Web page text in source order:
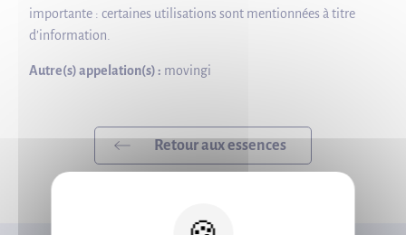
importante : certaines utilisations sont mentionnées à titre
d’information.
Autre(s) appelation(s) : movingi
Retour aux essences